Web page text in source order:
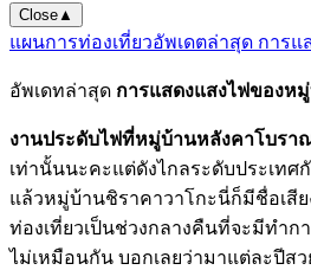
Close▲
แผนการท่องเที่ยวอัพเดตล่าสุด การแ
อัพเดทล่าสุด การแสดงแสงไฟของหมู่
งานประดับไฟที่หมู่บ้านหลังคาโบรา
เท่านั้นนะคะแต่ดังไกลระดับประเท
แล้วหมู่บ้านชิราคาวาโกะนี่ก็มีชื่อเสี
ท่องเที่ยวเป็นช่วงกลางคืนที่จะมีทำ
ไม่เหมือนกัน บอกเลยว่ามาแต่ละปีสว